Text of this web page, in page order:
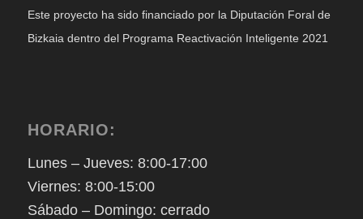
Este proyecto ha sido financiado por la Diputación Foral de
Bizkaia dentro del Programa Reactivación Inteligente 2021
HORARIO:
Lunes – Jueves: 8:00-17:00
Viernes: 8:00-15:00
Sábado – Domingo: cerrado